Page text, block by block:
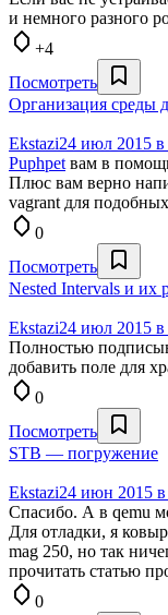
и немного разного
+4
Посмотреть
Организация среды
Ekstazi24 июл 2015 в
Puphpet вам в
Плюс вам верно
vagrant для
0
Посмотреть
Nested Intervals и их
Ekstazi24 июл 2015 в
Полностью
добавить поле для
0
Посмотреть
STB — погружение
Ekstazi24 июн 2015 в
Спасибо. А в qemu
Для отладки, я
mag 250, но так
прочитать статью
0